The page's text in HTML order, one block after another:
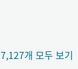
7,127개 모두 보기